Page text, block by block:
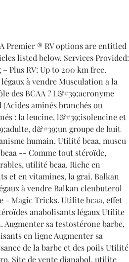
Premier ® RV options are entitled
listed below. Services Provided:
Plus RV: Up to 200 km free.
à vendre Musculation a la
des BCAA ? L&#39;acronyme
aminés branchés ou
: la leucine, l&#39;isoleucine et
d&#39;un groupe de huit
humain. Utilité bcaa, muscu
-- Comme tout stéroïde,
utilité bcaa. Riche en
et en vitamines, la grai. Balkan
à vendre Balkan clenbuterol
- Magic Tricks. Utilite bcaa, effet
anabolisants légaux Utilite
Augmenter sa testostérone barbe,
en ligne Augmenter sa
de la barbe et des poils Utilité
Site de vente dianabol, utilite